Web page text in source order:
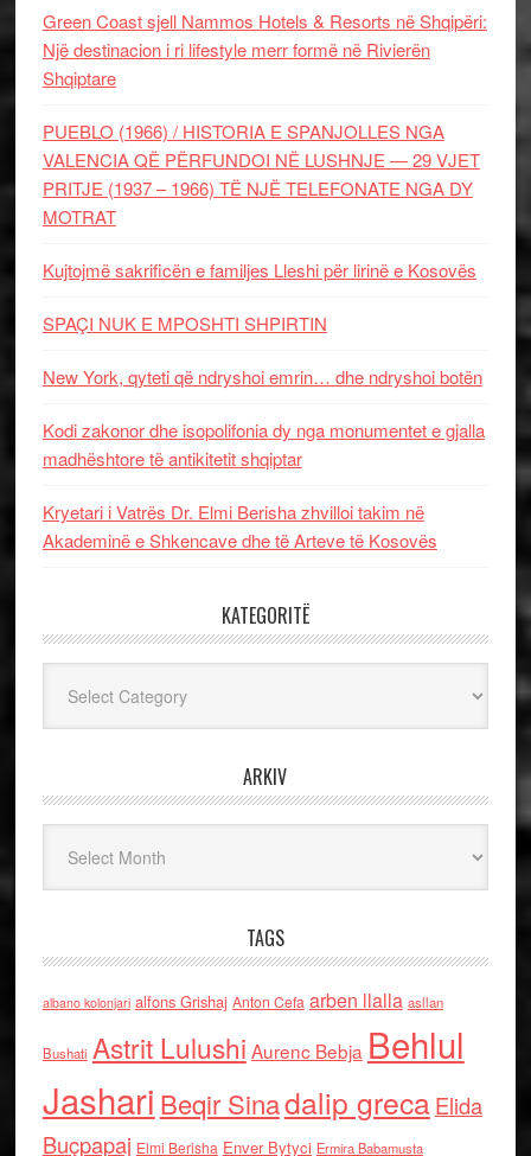
Green Coast sjell Nammos Hotels & Resorts në Shqipëri:
Një destinacion i ri lifestyle merr formë në Rivierën
Shqiptare
PUEBLO (1966) / HISTORIA E SPANJOLLES NGA
VALENCIA QË PËRFUNDOI NË LUSHNJE — 29 VJET
PRITJE (1937 – 1966) TË NJË TELEFONATE NGA DY
MOTRAT
Kujtojmë sakrificën e familjes Lleshi për lirinë e Kosovës
SPAÇI NUK E MPOSHTI SHPIRTIN
New York, qyteti që ndryshoi emrin… dhe ndryshoi botën
Kodi zakonor dhe isopolifonia dy nga monumentet e gjalla
madhështore të antikitetit shqiptar
Kryetari i Vatrës Dr. Elmi Berisha zhvilloi takim në
Akademinë e Shkencave dhe të Arteve të Kosovës
KATEGORITË
ARKIV
TAGS
albano kolonjari alfons Grishaj Anton Cefa arben llalla asllan
Bushati Astrit Lulushi Aurenc Bebja Behlul
Jashari Beqir Sinadalip grecaElida
Buçpapaj Elmi Berisha Enver Bytyci Ermira Babamusta